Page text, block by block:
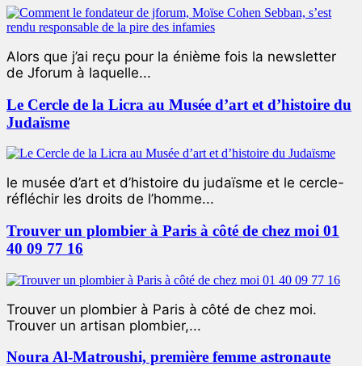
Alors que j’ai reçu pour la énième fois la newsletter
de Jforum à laquelle...
Le Cercle de la Licra au Musée d’art et d’histoire du
Judaïsme
le musée d’art et d’histoire du judaïsme et le cercle-
réfléchir les droits de l’homme...
Trouver un plombier à Paris à côté de chez moi 01
40 09 77 16
Trouver un plombier à Paris à côté de chez moi.
Trouver un artisan plombier,...
Noura Al-Matroushi, première femme astronaute